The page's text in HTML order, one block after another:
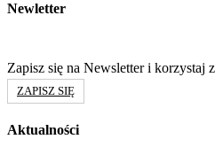
Newletter
Zapisz się na Newsletter i korzystaj
ZAPISZ SIĘ
Aktualności